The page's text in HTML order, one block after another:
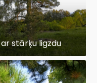
stārķu ligzdu